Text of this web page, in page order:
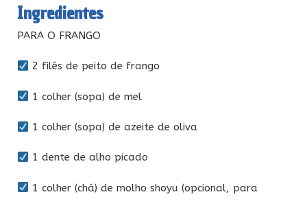
Ingredientes
PARA O FRANGO
2 filés de peito de frango
1 colher (sopa) de mel
1 colher (sopa) de azeite de oliva
1 dente de alho picado
1 colher (chá) de molho shoyu (opcional, para